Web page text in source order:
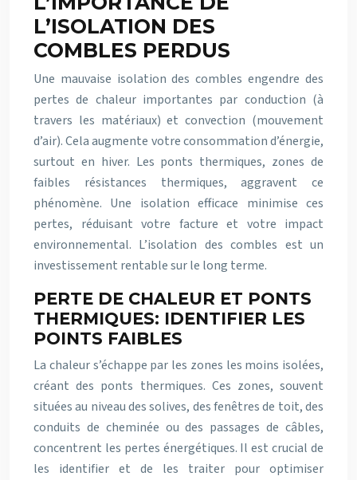
L’ISOLATION DES
COMBLES PERDUS
Une mauvaise isolation des combles engendre des
pertes de chaleur importantes par conduction (à
travers les matériaux) et convection (mouvement
d’air). Cela augmente votre consommation d’énergie,
surtout en hiver. Les ponts thermiques, zones de
faibles résistances thermiques, aggravent ce
phénomène. Une isolation efficace minimise ces
pertes, réduisant votre facture et votre impact
environnemental. L’isolation des combles est un
investissement rentable sur le long terme.
PERTE DE CHALEUR ET PONTS
THERMIQUES: IDENTIFIER LES
POINTS FAIBLES
La chaleur s’échappe par les zones les moins isolées,
créant des ponts thermiques. Ces zones, souvent
situées au niveau des solives, des fenêtres de toit, des
conduits de cheminée ou des passages de câbles,
concentrent les pertes énergétiques. Il est crucial de
les identifier et de les traiter pour optimiser